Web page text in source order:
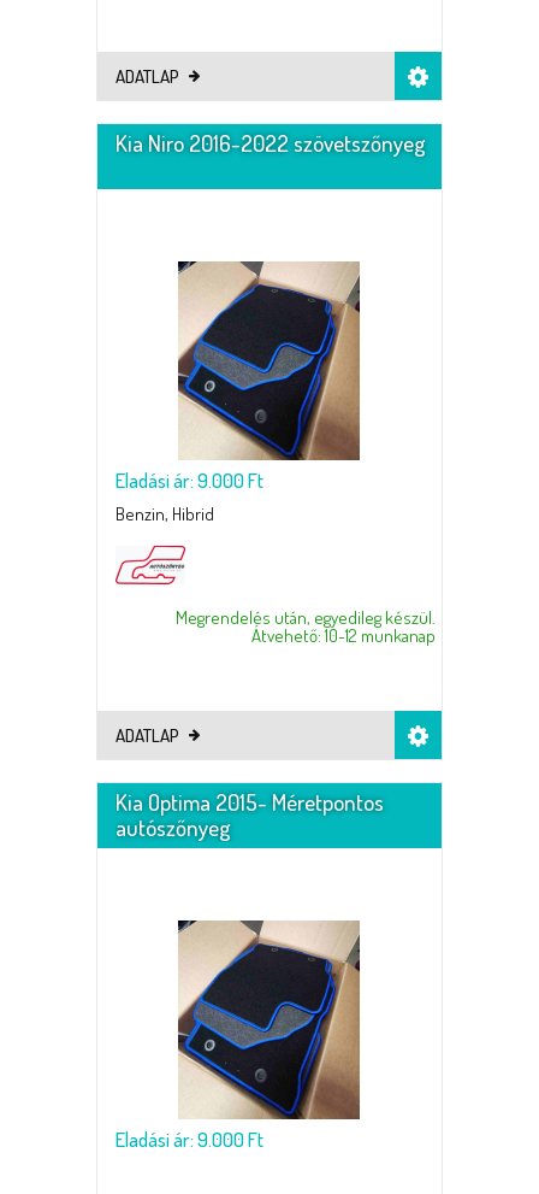
ADATLAP
Kia Niro 2016-2022 szövetszőnyeg
Eladási ár: 9.000 Ft
Benzin, Hibrid
Megrendelés után, egyedileg készül.
Átvehető: 10-12 munkanap
ADATLAP
Kia Optima 2015- Méretpontos
autószőnyeg
Eladási ár: 9.000 Ft